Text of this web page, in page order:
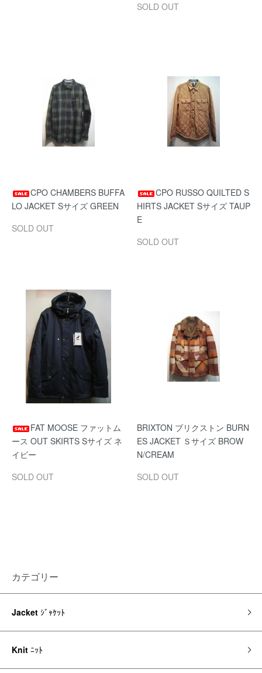
SOLD OUT
CPO CHAMBERS BUFFA
LO JACKET Sサイズ GREEN
SOLD OUT
CPO RUSSO QUILTED S
HIRTS JACKET Sサイズ TAUP
E
SOLD OUT
FAT MOOSE ファットム
ース OUT SKIRTS Sサイズ ネ
イビー
SOLD OUT
BRIXTON ブリクストン BURN
ES JACKET Ｓサイズ BROW
N/CREAM
SOLD OUT
カテゴリー
Jacket ｼﾞｬｹｯﾄ
Knit ﾆｯﾄ